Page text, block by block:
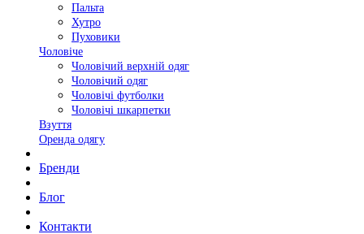
Пальта
Хутро
Пуховики
Чоловіче
Чоловічий верхній одяг
Чоловічий одяг
Чоловічі футболки
Чоловічі шкарпетки
Взуття
Оренда одягу
Бренди
Блог
Контакти